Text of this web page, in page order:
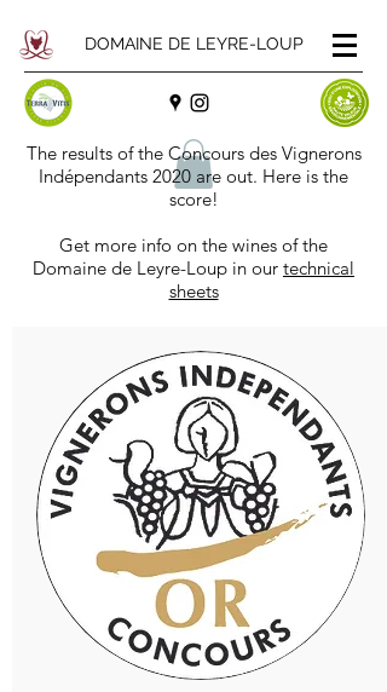
DOMAINE DE LEYRE-LOUP
The results of the Concours des Vignerons
Indépendants 2020 are out. Here is the
score!
Get more info on the wines of the
Domaine de Leyre-Loup in our technical
sheets